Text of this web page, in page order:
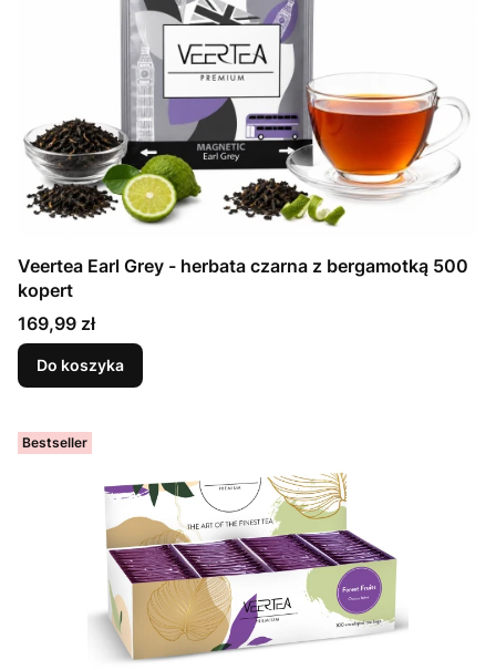
Veertea Earl Grey - herbata czarna z bergamotką 500
kopert
Cena
169,99 zł
Do koszyka
Bestseller